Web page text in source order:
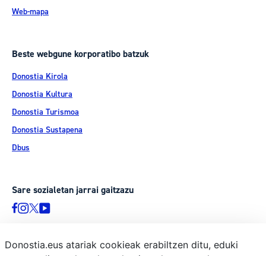
Web-mapa
Beste webgune korporatibo batzuk
Donostia Kirola
Donostia Kultura
Donostia Turismoa
Donostia Sustapena
Dbus
Sare sozialetan jarrai gaitzazu
Donostia.eus atariak cookieak erabiltzen ditu, eduki